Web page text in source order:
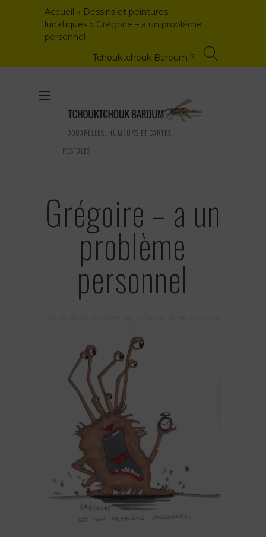
Accueil » Dessins et peintures
lunatiques » Grégoire – a un problème
personnel
Tchouktchouk Baroum ?
AQUARELLES, HUMEURS ET CARTES
POSTALES
Toggle
navigation
Grégoire – a un
problème
personnel